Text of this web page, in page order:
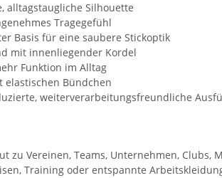
alltagstaugliche Silhouette
Tragegefühl
Basis für eine saubere Stickoptik
mit innenliegender Kordel
Funktion im Alltag
elastischen Bündchen
weiterverarbeitungsfreundliche
zu Vereinen, Teams, Unternehmen,
Training oder entspannte